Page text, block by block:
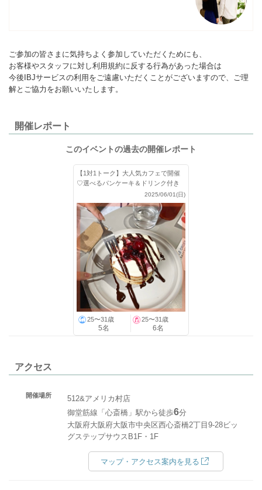
ご参加の皆さまに気持ちよく参加していただくためにも、
お客様やスタッフに対し利用規約に反する行為があった場合は
今後IBJサービスの利用をご遠慮いただくことがございますので、ご理
解とご協力をお願いいたします。
開催レポート
このイベントの過去の開催レポート
【1対1トーク】大人気カフェで開催
♡選べるパンケーキ＆ドリンク付き
2025/06/01(日)
25〜31歳
5名
25〜31歳
6名
アクセス
開催場所
512&アメリカ村店
御堂筋線「心斎橋」駅から徒歩6分
大阪府大阪府大阪市中央区西心斎橋2丁目9-28ビッ
グステップサウスB1F・1F
マップ・アクセス案内を見る